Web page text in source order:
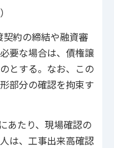
約の締結や融資審
要な場合は、債権譲
とする。なお、この
部分の確認を拘束す
あたり、現場確認の
は、工事出来高確認